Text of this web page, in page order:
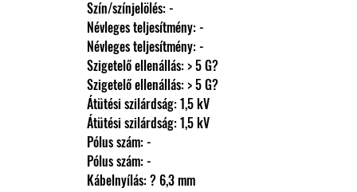
                Szín/színjelölés: -
                Névleges teljesítmény: -
                Névleges teljesítmény: -
                Szigetelő ellenállás: > 5 G?
                Szigetelő ellenállás: > 5 G?
                Átütési szilárdság: 1,5 kV
                Átütési szilárdság: 1,5 kV
                Pólus szám: -
                Pólus szám: -
                Kábelnyílás: ? 6,3 mm